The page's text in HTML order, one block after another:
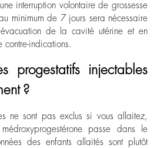
interruption volontaire de grossesse
minimum de 7 jours sera nécessaire
de la cavité utérine et en
contre-indications.
progestatifs injectables
?
ne sont pas exclus si vous allaitez,
passe dans le
des enfants allaités sont plutôt